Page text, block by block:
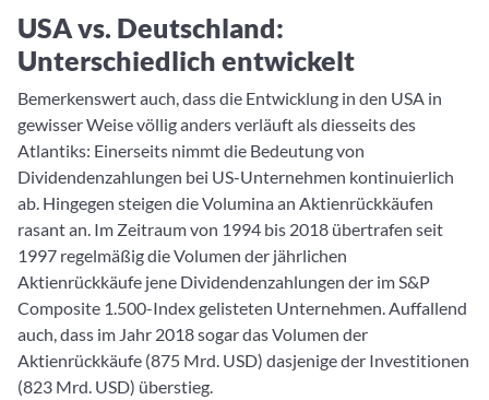
USA vs. Deutschland:
Unterschiedlich entwickelt
Bemerkenswert auch, dass die Entwicklung in den USA in
gewisser Weise völlig anders verläuft als diesseits des
Atlantiks: Einerseits nimmt die Bedeutung von
Dividendenzahlungen bei US-Unternehmen kontinuierlich
ab. Hingegen steigen die Volumina an Aktienrückkäufen
rasant an. Im Zeitraum von 1994 bis 2018 übertrafen seit
1997 regelmäßig die Volumen der jährlichen
Aktienrückkäufe jene Dividendenzahlungen der im S&P
Composite 1.500-Index gelisteten Unternehmen. Auffallend
auch, dass im Jahr 2018 sogar das Volumen der
Aktienrückkäufe (875 Mrd. USD) dasjenige der Investitionen
(823 Mrd. USD) überstieg.